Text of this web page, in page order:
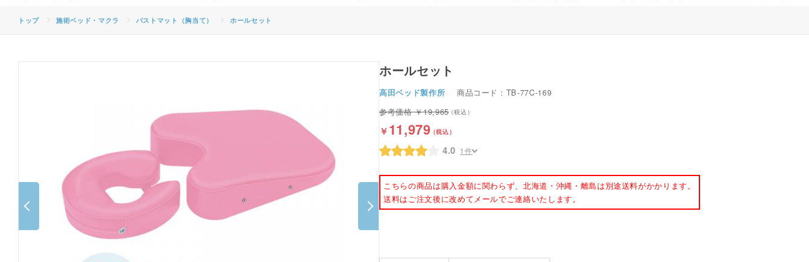
衛生用品
ポスター・チラシ類
A-COMS 【楽トレ】機器付属品
アウトレット
トップ 施術ベッド・マクラ バストマット（胸当て） ホールセット
ホールセット
高田ベッド製作所
商品コード：TB-77C-169
19,965
11,979
4.0 1件
こちらの商品は購入金額に関わらず、北海道・沖縄・離島は別途送料がかかります。
送料はご注文後に改めてメールでご連絡いたします。
A-COMS